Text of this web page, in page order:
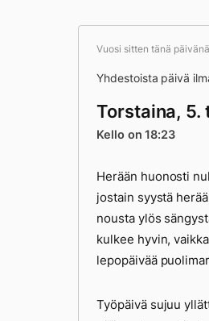
Vuosi sitten tänä päivänä
Yhdestoista päivä
Torstaina, 5.
Kello on 18:23
Herään huonosti
jostain syystä
nousta ylös
kulkee hyvin,
lepopäivää
Työpäivä sujuu
Ei mitään